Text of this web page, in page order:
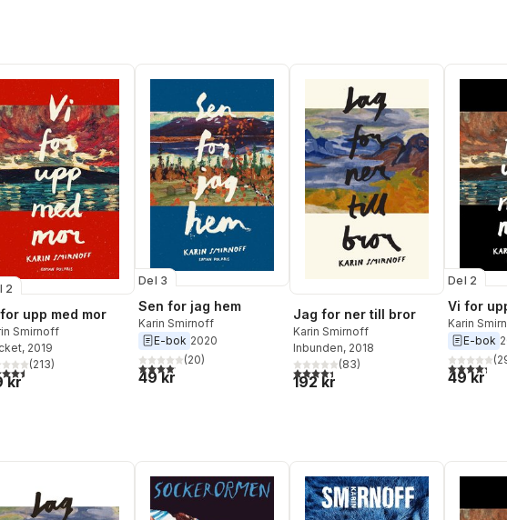
2
upp med mor
Smirnoff
, 2019
utav 5 stjärnor. Totalt antal röster:
(213)
kr
Del 3
Sen for jag hem
Karin Smirnoff
E-bok 2020
4,1utav 5 stjärnor. Totalt antal röster:
(20)
49 kr
Jag for ner till bror
Karin Smirnoff
Inbunden, 2018
4,4utav 5 stjärnor. Totalt antal röster:
(83)
192 kr
Del 2
Vi for
Karin
E-bok
4,3utav 5(
49 kr